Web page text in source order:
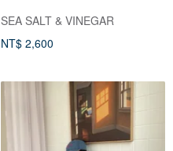
SEA SALT & VINEGAR
NT$ 2,600